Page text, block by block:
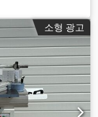
소형 광고